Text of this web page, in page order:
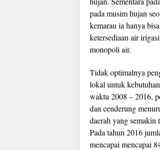
pada musim hujan
kemarau ia hanya
ketersediaan air
monopoli air.
Tidak optimalnya
lokal untuk
waktu 2008 – 2016,
dan cenderung
daerah yang semakin
Pada tahun 2016
mencapai mencapai